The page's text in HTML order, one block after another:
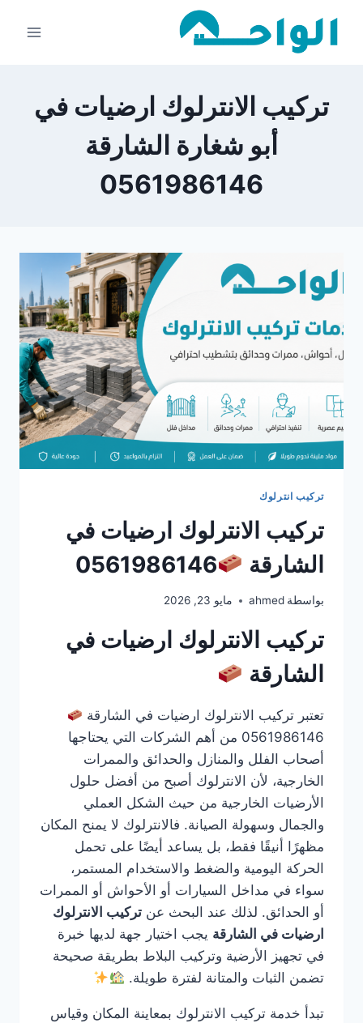
تركيب الانترلوك ارضيات في
أبو شغارة الشارقة
0561986146
تركيب انترلوك
تركيب الانترلوك ارضيات في
الشارقة
0561986146
بواسطة ahmed مايو 23, 2026
تركيب الانترلوك ارضيات في
الشارقة
تعتبر تركيب الانترلوك ارضيات في الشارقة
0561986146 من أهم الشركات التي يحتاجها
أصحاب الفلل والمنازل والحدائق والممرات
الخارجية، لأن الانترلوك أصبح من أفضل حلول
الأرضيات الخارجية من حيث الشكل العملي
والجمال وسهولة الصيانة. فالانترلوك لا يمنح المكان
مظهرًا أنيقًا فقط، بل يساعد أيضًا على تحمل
الحركة اليومية والضغط والاستخدام المستمر،
سواء في مداخل السيارات أو الأحواش أو الممرات
أو الحدائق. لذلك عند البحث عن تركيب الانترلوك
ارضيات في الشارقة يجب اختيار جهة لديها خبرة
في تجهيز الأرضية وتركيب البلاط بطريقة صحيحة
تضمن الثبات والمتانة لفترة طويلة.
تبدأ خدمة تركيب الانترلوك بمعاينة المكان وقياس